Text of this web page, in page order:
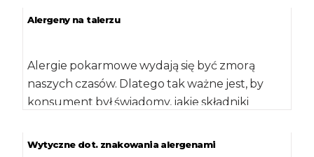
Alergeny na talerzu
Alergie pokarmowe wydają się być zmorą
naszych czasów. Dlatego tak ważne jest, by
konsument był świadomy, jakie składniki
Wytyczne dot. znakowania alergenami